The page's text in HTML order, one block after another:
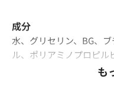
成分
水、グリセリン、BG、
ル、ポリアミノプロピル
リド、PEG‐40水添ヒマ
も